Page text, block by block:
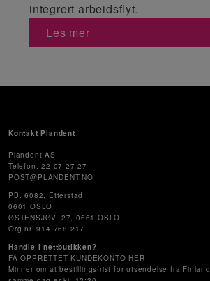
integrert arbeidsflyt.
Les mer
Kontakt Plandent
Plandent AS
Telefon: 22 07 27 27
POST@PLANDENT.NO
PB. 6082, Etterstad
0601 OSLO
ØSTENSJØV. 27, 0661 OSLO
Org.nr. 914 768 217
Handle i nettbutikken?
FÅ OPPRETTET KUNDEKONTO HER
Minner om at bestillingsfrist for utsendelse fra Finland